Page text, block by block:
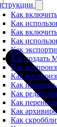
Как
Как
Как
Как
Как
Как создать
Как
Как
Как
Как
Как
Как
Как